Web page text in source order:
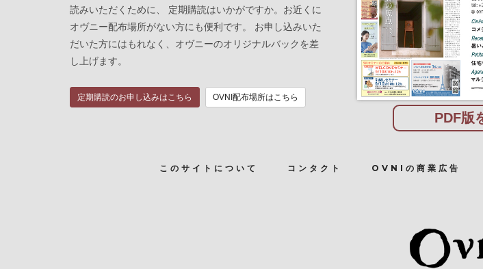
読みいただくために、 定期購読はいかがですか。お近くに
オヴニー配布場所がない方にも便利です。 お申し込みいた
だいた方にはもれなく、オヴニーのオリジナルバックを差
し上げます。
定期購読のお申し込みはこちら OVNI配布場所はこちら
PDF版
このサイトについて コンタクト OVNIの商業広告